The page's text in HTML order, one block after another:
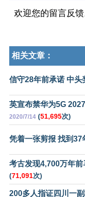
欢迎您的留言反馈
相关文章：
信守28年前承诺 中头
英宣布禁华为5G
2020/7/14 (51,695次)
凭着一张剪报 找到37
考古发现4,700万年
(71,091次)
200多人指证四川一